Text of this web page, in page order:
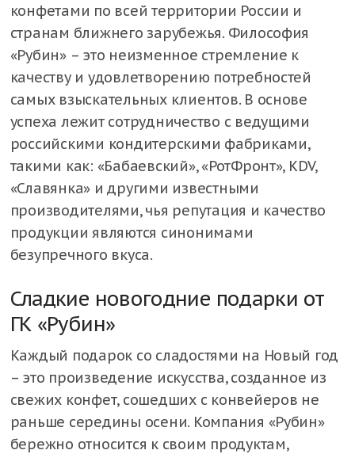
конфетами по всей территории России и
странам ближнего зарубежья. Философия
«Рубин» – это неизменное стремление к
качеству и удовлетворению потребностей
самых взыскательных клиентов. В основе
успеха лежит сотрудничество с ведущими
российскими кондитерскими фабриками,
такими как: «Бабаевский», «РотФронт», KDV,
«Славянка» и другими известными
производителями, чья репутация и качество
продукции являются синонимами
безупречного вкуса.
Сладкие новогодние подарки от
ГК «Рубин»
Каждый подарок со сладостями на Новый год
– это произведение искусства, созданное из
свежих конфет, сошедших с конвейеров не
раньше середины осени. Компания «Рубин»
бережно относится к своим продуктам,